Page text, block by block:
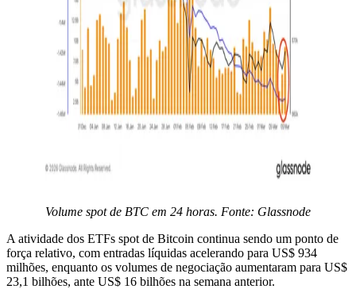
Volume spot de BTC em 24 horas. Fonte: Glassnode
A atividade dos ETFs spot de Bitcoin continua sendo um ponto de
força relativo, com entradas líquidas acelerando para US$ 934
milhões, enquanto os volumes de negociação aumentaram para US$
23,1 bilhões, ante US$ 16 bilhões na semana anterior.